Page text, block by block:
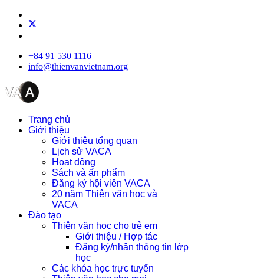
+84 91 530 1116
info@thienvanvietnam.org
Trang chủ
Giới thiệu
Giới thiệu tổng quan
Lịch sử VACA
Hoạt động
Sách và ấn phẩm
Đăng ký hội viên VACA
20 năm Thiên văn học và
VACA
Đào tạo
Thiên văn học cho trẻ em
Giới thiệu / Hợp tác
Đăng ký/nhận thông tin lớp
học
Các khóa học trực tuyến